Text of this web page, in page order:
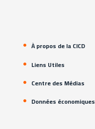
À propos de la CICD
Liens Utiles
Centre des Médias
Données économiques